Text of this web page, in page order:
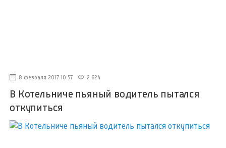
8 февраля 2017 10:57 2 624
В Котельниче пьяный водитель пытался
откупиться